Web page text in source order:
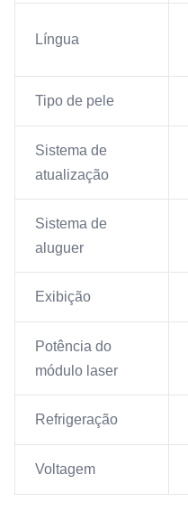
Língua
Tipo de pele
Sistema de
atualização
Sistema de
aluguer
Exibição
Potência do
módulo laser
Refrigeração
Voltagem